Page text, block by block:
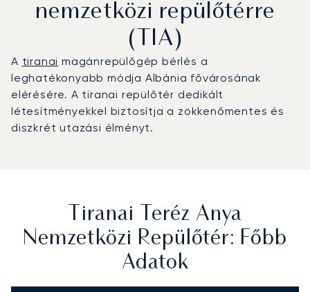
nemzetközi repülőtérre
(TIA)
A tiranai magánrepülőgép bérlés a
leghatékonyabb módja Albánia fővárosának
elérésére. A tiranai repülőtér dedikált
létesítményekkel biztosítja a zökkenőmentes és
diszkrét utazási élményt.
Tiranai Teréz Anya
Nemzetközi Repülőtér: Főbb
Adatok